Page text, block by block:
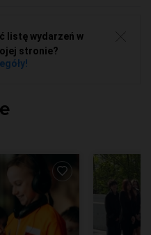
listę wydarzeń w
stronie?